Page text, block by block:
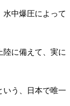
水中爆圧によって
陸に備えて、実に
いう、日本で唯一